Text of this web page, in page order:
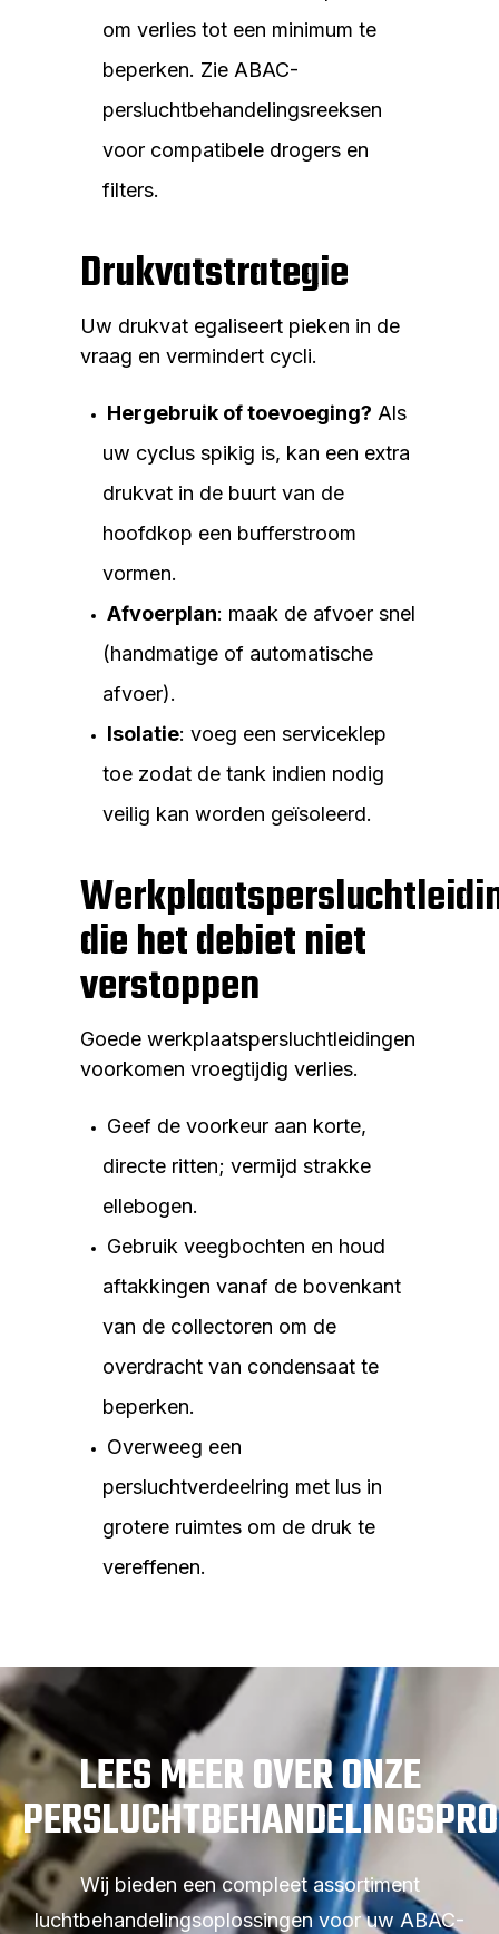
om verlies tot een minimum te
beperken. Zie ABAC-
persluchtbehandelingsreeksen
voor compatibele drogers en
filters.
Drukvatstrategie
Uw drukvat egaliseert pieken in de
vraag en vermindert cycli.
Hergebruik of toevoeging? Als
uw cyclus spikig is, kan een extra
drukvat in de buurt van de
hoofdkop een bufferstroom
vormen.
Afvoerplan: maak de afvoer snel
(handmatige of automatische
afvoer).
Isolatie: voeg een serviceklep
toe zodat de tank indien nodig
veilig kan worden geïsoleerd.
die het debiet niet
verstoppen
Goede werkplaatspersluchtleidingen
voorkomen vroegtijdig verlies.
Geef de voorkeur aan korte,
directe ritten; vermijd strakke
ellebogen.
Gebruik veegbochten en houd
aftakkingen vanaf de bovenkant
van de collectoren om de
overdracht van condensaat te
beperken.
Overweeg een
persluchtverdeelring met lus in
grotere ruimtes om de druk te
vereffenen.
LEES MEER OVER ONZE
Wij bieden een compleet assortiment
luchtbehandelingsoplossingen voor uw ABAC-